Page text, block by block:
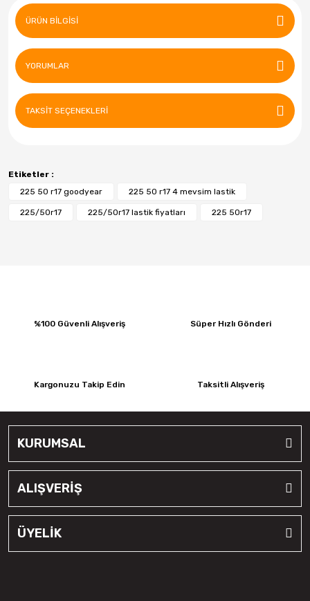
ÜRÜN BILGISI
YORUMLAR
TAKSIT SEÇENEKLERI
Etiketler :
225 50 r17 goodyear
225 50 r17 4 mevsim lastik
225/50r17 225/50r17 lastik fiyatları 225 50r17
%100 Güvenli Alışveriş Süper Hızlı Gönderi
Kargonuzu Takip Edin Taksitli Alışveriş
KURUMSAL
ALIŞVERİŞ
ÜYELİK